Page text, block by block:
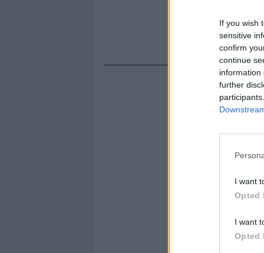
If you wish
sensitive
confirm
continue
information
further
I want
Opted
I want
Opted